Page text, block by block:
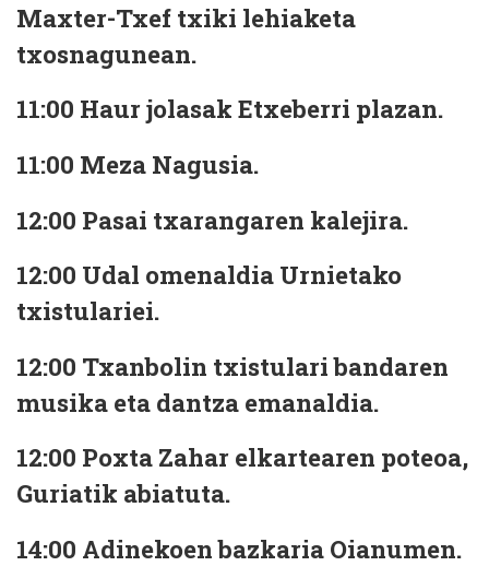
Maxter-Txef txiki lehiaketa
txosnagunean.
11:00 Haur jolasak Etxeberri plazan.
11:00 Meza Nagusia.
12:00 Pasai txarangaren kalejira.
12:00 Udal omenaldia Urnietako
txistulariei.
12:00 Txanbolin txistulari bandaren
musika eta dantza emanaldia.
12:00 Poxta Zahar elkartearen poteoa,
Guriatik abiatuta.
14:00 Adinekoen bazkaria Oianumen.